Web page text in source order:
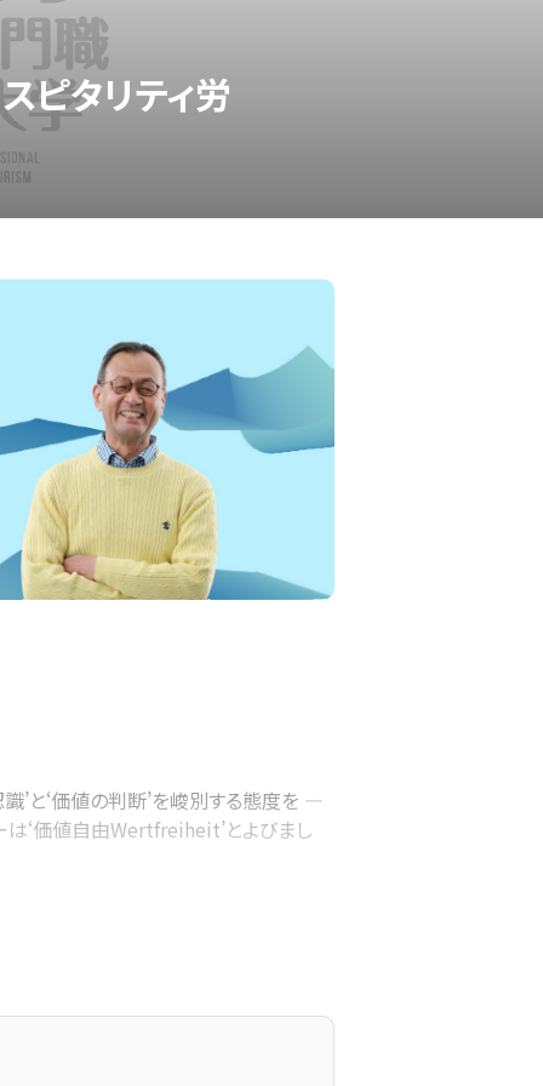
ピタリティ労
’と‘価値の判断’を峻別する態度を ―
は‘価値自由Wertfreiheit’とよびまし
といいます ― を明示し、そ